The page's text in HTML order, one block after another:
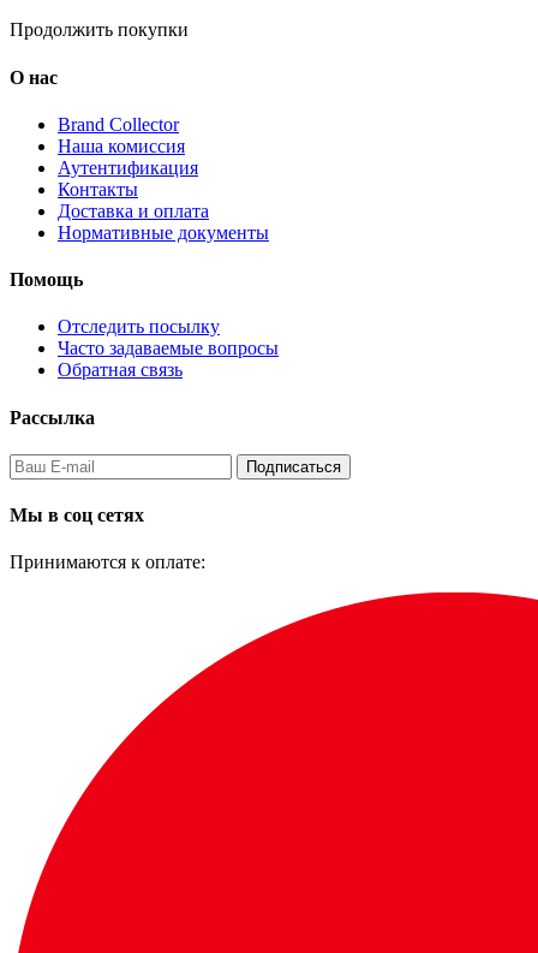
Продолжить покупки
О нас
Brand Collector
Наша комиссия
Аутентификация
Контакты
Доставка и оплата
Нормативные документы
Помощь
Отследить посылку
Часто задаваемые вопросы
Обратная связь
Рассылка
Подписаться
Мы в соц сетях
Принимаются к оплате: